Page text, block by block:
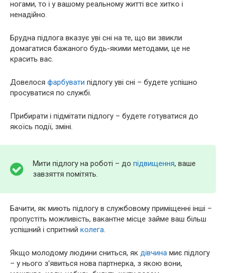
ногами, то і у вашому реальному житті все хитко і
ненадійно.
Брудна підлога вказує уві сні на те, що ви звикли
домагатися бажаного будь-якими методами, це не
красить вас.
Довелося фарбувати підлогу уві сні – будете успішно
просуватися по службі.
Прибирати і підмітати підлогу – будете готуватися до
якоїсь події, зміні.
Мити підлогу на роботі – до підвищення, ваше
завзяття помітять.
Бачити, як миють підлогу в службовому приміщенні інші –
пропустіть можливість, вакантне місце займе ваш більш
успішний і спритний колега.
Якщо молодому людини сниться, як дівчина миє підлогу
– у нього з’явиться нова партнерка, з якою вони,